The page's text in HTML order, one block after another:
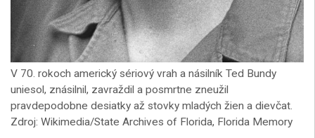
V 70. rokoch americký sériový vrah a násilník Ted Bundy
uniesol, znásilnil, zavraždil a posmrtne zneužil
pravdepodobne desiatky až stovky mladých žien a dievčat.
Zdroj: Wikimedia/State Archives of Florida, Florida Memory